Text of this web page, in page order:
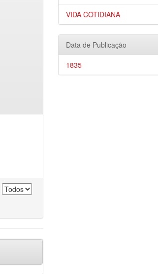
VIDA COTIDIANA
Data de Publicação
1835